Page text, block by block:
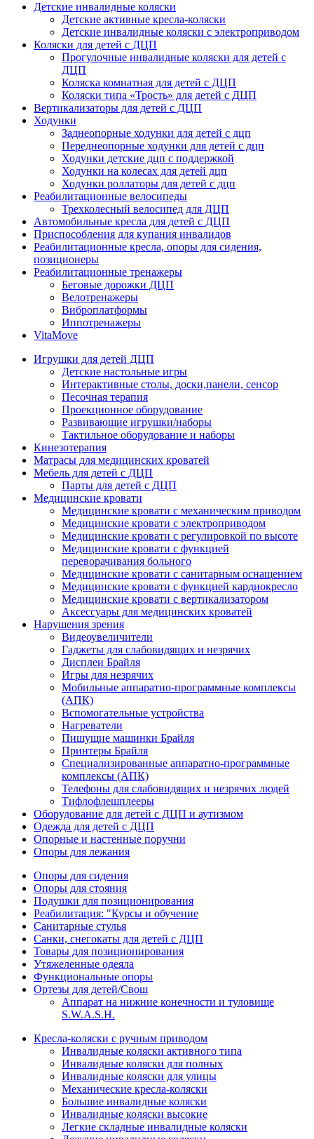
Детские инвалидные коляски
Детские активные кресла-коляски
Детские инвалидные коляски с электроприводом
Коляски для детей с ДЦП
Прогулочные инвалидные коляски для детей с
ДЦП
Коляска комнатная для детей с ДЦП
Коляски типа «Трость» для детей с ДЦП
Вертикализаторы для детей с ДЦП
Ходунки
Заднеопорные ходунки для детей с дцп
Переднеопорные ходунки для детей с дцп
Ходунки детские дцп с поддержкой
Ходунки на колесах для детей дцп
Ходунки роллаторы для детей с дцп
Реабилитационные велосипеды
Трехколесный велосипед для ДЦП
Автомобильные кресла для детей с ДЦП
Приспособления для купания инвалидов
Реабилитационные кресла, опоры для сидения,
позиционеры
Реабилитационные тренажеры
Беговые дорожки ДЦП
Велотренажеры
Виброплатформы
Иппотренажеры
VitaMove
Игрушки для детей ДЦП
Детские настольные игры
Интерактивные столы, доски,панели, сенсор
Песочная терапия
Проекционное оборудование
Развивающие игрушки/наборы
Тактильное оборудование и наборы
Кинезотерапия
Матрасы для медицинских кроватей
Мебель для детей с ДЦП
Парты для детей с ДЦП
Медицинские кровати
Медицинские кровати с механическим приводом
Медицинские кровати с электроприводом
Медицинские кровати с регулировкой по высоте
Медицинские кровати с функцией
переворачивания больного
Медицинские кровати с санитарным оснащением
Медицинские кровати с функцией кардиокресло
Медицинские кровати с вертикализатором
Аксессуары для медицинских кроватей
Нарушения зрения
Видеоувеличители
Гаджеты для слабовидящих и незрячих
Дисплеи Брайля
Игры для незрячих
Мобильные аппаратно-программные комплексы
(АПК)
Вспомогательные устройства
Нагреватели
Пишущие машинки Брайля
Принтеры Брайля
Специализированные аппаратно-программные
комплексы (АПК)
Телефоны для слабовидящих и незрячих людей
Тифлофлешплееры
Оборудование для детей с ДЦП и аутизмом
Одежда для детей с ДЦП
Опорные и настенные поручни
Опоры для лежания
Опоры для сидения
Опоры для стояния
Подушки для позиционирования
Реабилитация: "Курсы и обучение
Санитарные стулья
Санки, снегокаты для детей с ДЦП
Товары для позиционирования
Утяжеленные одеяла
Функциональные опоры
Ортезы для детей/Свош
Аппарат на нижние конечности и туловище
S.W.A.S.H.
Кресла-коляски с ручным приводом
Инвалидные коляски активного типа
Инвалидные коляски для полных
Инвалидные коляски для улицы
Механические кресла-коляски
Большие инвалидные коляски
Инвалидные коляски высокие
Легкие складные инвалидные коляски